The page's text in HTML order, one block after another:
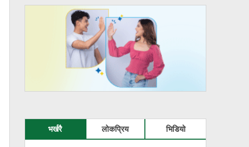
भर्खरै लोकप्रिय भिडियो